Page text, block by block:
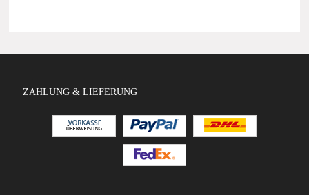
ZAHLUNG & LIEFERUNG